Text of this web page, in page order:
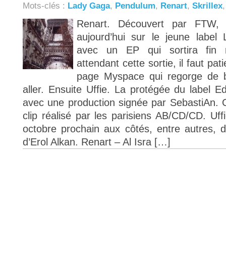
Mots-clés : Lady Gaga, Pendulum, Renart, Skrillex
Renart. Découvert par
aujourd’hui sur le jeune label
avec un EP qui sortira fin
attendant cette sortie, il faut
page Myspace qui regorge de
aller. Ensuite Uffie. La protégée du label
avec une production signée par SebastiAn.
clip réalisé par les parisiens AB/CD/CD.
octobre prochain aux côtés, entre autres,
d’Erol Alkan. Renart – Al Isra […]